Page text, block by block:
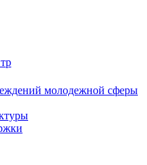
молодежной сферы